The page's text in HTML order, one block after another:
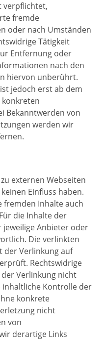
verpflichtet,
fremde
oder nach Umständen
Tätigkeit
Entfernung oder
nach den
hiervon unberührt.
jedoch erst ab dem
Bekanntwerden von
werden wir
externen Webseiten
Einfluss haben.
fremden Inhalte auch
die Inhalte der
Anbieter oder
Die verlinkten
der Verlinkung auf
Rechtswidrige
Verlinkung nicht
inhaltliche Kontrolle der
konkrete
nicht
von
derartige Links